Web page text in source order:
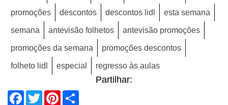
promoções descontos descontos lidl esta semana
semana antevisão folhetos antevisão promoções
promoções da semana promoções descontos
folheto lidl especial regresso às aulas
Partilhar:
Facebook
TwitterPinterest